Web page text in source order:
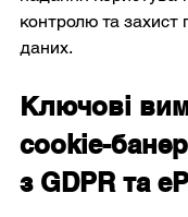
контролю та захист
даних.
Ключові
cookie-
з GDPR та